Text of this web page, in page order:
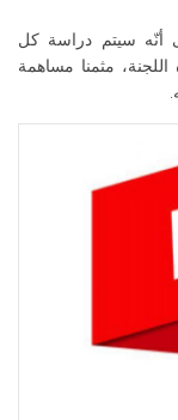
أنّه سيتم دراسة كل
مثمنا مساهمة